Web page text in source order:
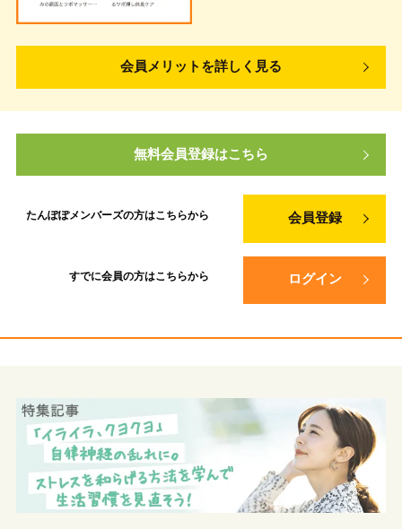
会員メリットを詳しく見る
無料会員登録はこちら
たんぽぽメンバーズの方はこちらから 会員登録
すでに会員の方はこちらから ログイン